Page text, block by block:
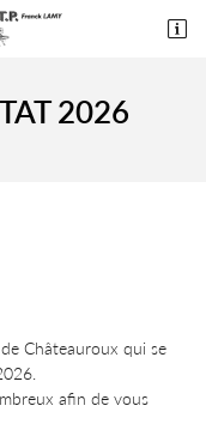

2026
Châteauroux qui se
afin de vous